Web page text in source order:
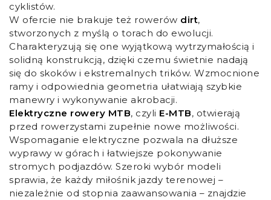
cyklistów.
W ofercie nie brakuje też rowerów dirt,
stworzonych z myślą o torach do ewolucji.
Charakteryzują się one wyjątkową wytrzymałością i
solidną konstrukcją, dzięki czemu świetnie nadają
się do skoków i ekstremalnych trików. Wzmocnione
ramy i odpowiednia geometria ułatwiają szybkie
manewry i wykonywanie akrobacji.
Elektryczne rowery MTB, czyli E-MTB, otwierają
przed rowerzystami zupełnie nowe możliwości.
Wspomaganie elektryczne pozwala na dłuższe
wyprawy w górach i łatwiejsze pokonywanie
stromych podjazdów. Szeroki wybór modeli
sprawia, że każdy miłośnik jazdy terenowej –
niezależnie od stopnia zaawansowania – znajdzie